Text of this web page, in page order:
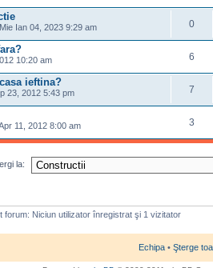
Ian 04, 2023 9:29 am 0
10:20 am 6
ieftina?
23, 2012 5:43 pm 7
11, 2012 8:00 am 3
la:
forum: Niciun utilizator înregistrat şi 1 vizitator
Echipa • Şterge